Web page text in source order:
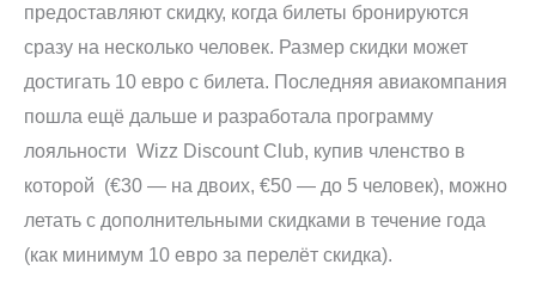
предоставляют скидку, когда билеты бронируются
сразу на несколько человек. Размер скидки может
достигать 10 евро с билета. Последняя авиакомпания
пошла ещё дальше и разработала программу
лояльности Wizz Discount Club, купив членство в
которой (€30 — на двоих, €50 — до 5 человек), можно
летать с дополнительными скидками в течение года
(как минимум 10 евро за перелёт скидка).